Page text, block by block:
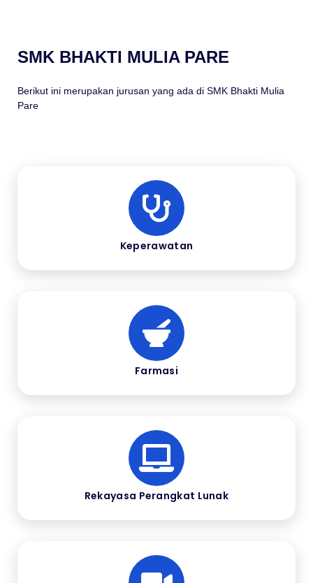
SMK BHAKTI MULIA PARE
Berikut ini merupakan jurusan yang ada di SMK Bhakti Mulia
Pare
Keperawatan
Farmasi
Rekayasa Perangkat Lunak